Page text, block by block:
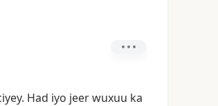
Had iyo jeerwuxuu ka